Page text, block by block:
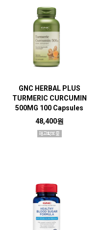
GNC HERBAL PLUS
TURMERIC CURCUMIN
500MG 100 Capsules
48,400원